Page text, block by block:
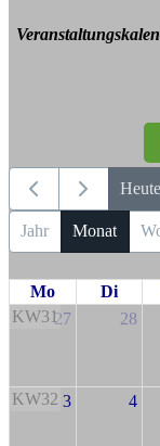
Heute
Jahr Monat
Mo Di
KW3127 28
KW32 3 4